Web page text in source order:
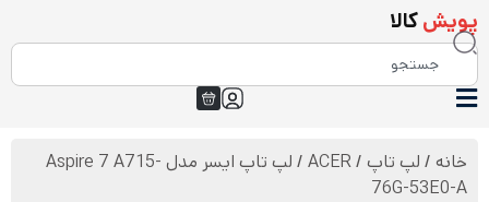
پویشکالا
خانه / لپ تاپ /
ACER
/ لپ تاپ ایسر مدل Aspire 7 A715-
76G-53E0-A